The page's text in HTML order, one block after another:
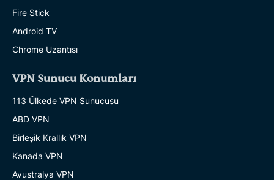
Fire Stick
Android TV
Chrome Uzantısı
VPN Sunucu Konumları
113 Ülkede VPN Sunucusu
ABD VPN
Birleşik Krallık VPN
Kanada VPN
Avustralya VPN